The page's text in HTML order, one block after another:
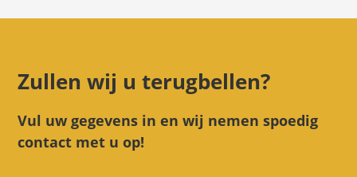
Zullen wij u terugbellen?
Vul uw gegevens in en wij nemen spoedig
contact met u op!